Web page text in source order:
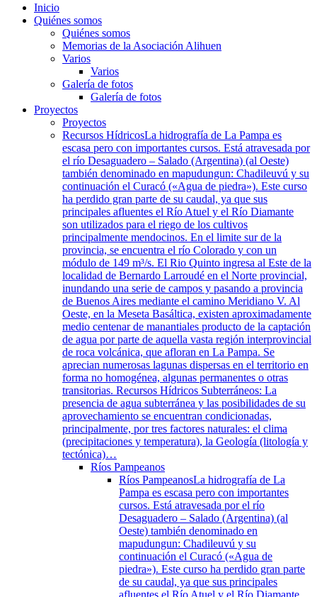
Inicio
Quiénes somos
Quiénes somos
Memorias de la Asociación Alihuen
Varios
Varios
Galería de fotos
Galería de fotos
Proyectos
Proyectos
Recursos HídricosLa hidrografía de La Pampa es
escasa pero con importantes cursos. Está atravesada por
el río Desaguadero – Salado (Argentina) (al Oeste)
también denominado en mapudungun: Chadileuvú y su
continuación el Curacó («Agua de piedra»). Este curso
ha perdido gran parte de su caudal, ya que sus
principales afluentes el Río Atuel y el Río Diamante
son utilizados para el riego de los cultivos
principalmente mendocinos. En el limite sur de la
provincia, se encuentra el río Colorado y con un
módulo de 149 m³/s. El Rio Quinto ingresa al Este de la
localidad de Bernardo Larroudé en el Norte provincial,
inundando una serie de campos y pasando a provincia
de Buenos Aires mediante el camino Meridiano V. Al
Oeste, en la Meseta Basáltica, existen aproximadamente
medio centenar de manantiales producto de la captación
de agua por parte de aquella vasta región interprovincial
de roca volcánica, que afloran en La Pampa. Se
aprecian numerosas lagunas dispersas en el territorio en
forma no homogénea, algunas permanentes o otras
transitorias. Recursos Hídricos Subterráneos: La
presencia de agua subterránea y las posibilidades de su
aprovechamiento se encuentran condicionadas,
principalmente, por tres factores naturales: el clima
(precipitaciones y temperatura), la Geología (litología y
tectónica)…
Ríos Pampeanos
Ríos PampeanosLa hidrografía de La
Pampa es escasa pero con importantes
cursos. Está atravesada por el río
Desaguadero – Salado (Argentina) (al
Oeste) también denominado en
mapudungun: Chadileuvú y su
continuación el Curacó («Agua de
piedra»). Este curso ha perdido gran parte
de su caudal, ya que sus principales
afluentes el Río Atuel y el Río Diamante